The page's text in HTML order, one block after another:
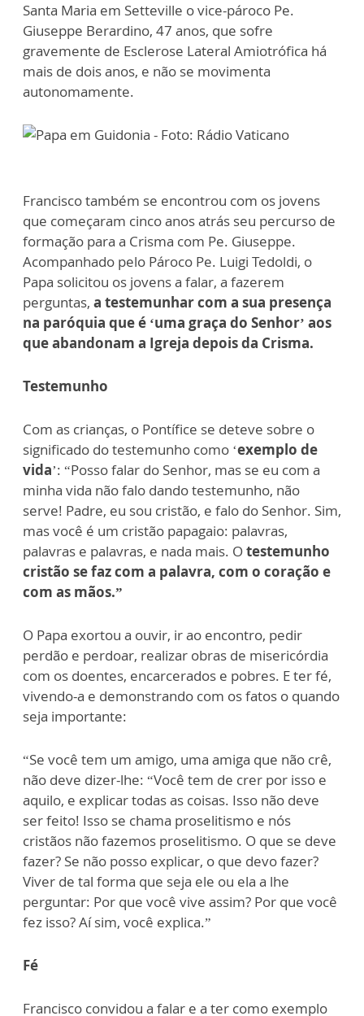
Santa Maria em Setteville o vice-pároco Pe.
Giuseppe Berardino, 47 anos, que sofre
gravemente de Esclerose Lateral Amiotrófica há
mais de dois anos, e não se movimenta
autonomamente.
Francisco também se encontrou com os jovens
que começaram cinco anos atrás seu percurso de
formação para a Crisma com Pe. Giuseppe.
Acompanhado pelo Pároco Pe. Luigi Tedoldi, o
Papa solicitou os jovens a falar, a fazerem
perguntas, a testemunhar com a sua presença
na paróquia que é ‘uma graça do Senhor’ aos
que abandonam a Igreja depois da Crisma.
Testemunho
Com as crianças, o Pontífice se deteve sobre o
significado do testemunho como ‘exemplo de
vida’: “Posso falar do Senhor, mas se eu com a
minha vida não falo dando testemunho, não
serve! Padre, eu sou cristão, e falo do Senhor. Sim,
mas você é um cristão papagaio: palavras,
palavras e palavras, e nada mais. Otestemunho
cristão se faz com a palavra, com o coração e
com as mãos.”
O Papa exortou a ouvir, ir ao encontro, pedir
perdão e perdoar, realizar obras de misericórdia
com os doentes, encarcerados e pobres. E ter fé,
vivendo-a e demonstrando com os fatos o quando
seja importante:
“Se você tem um amigo, uma amiga que não crê,
não deve dizer-lhe: “Você tem de crer por isso e
aquilo, e explicar todas as coisas. Isso não deve
ser feito! Isso se chama proselitismo e nós
cristãos não fazemos proselitismo. O que se deve
fazer? Se não posso explicar, o que devo fazer?
Viver de tal forma que seja ele ou ela a lhe
perguntar: Por que você vive assim? Por que você
fez isso? Aí sim, você explica.”
Fé
Francisco convidou a falar e a ter como exemplo